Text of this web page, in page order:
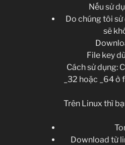
Nếu sử
Do chúng tôi
sẽ
File key
Cách sử dụng:
_32 hoặc _64
Trên Linux thì
Download từ